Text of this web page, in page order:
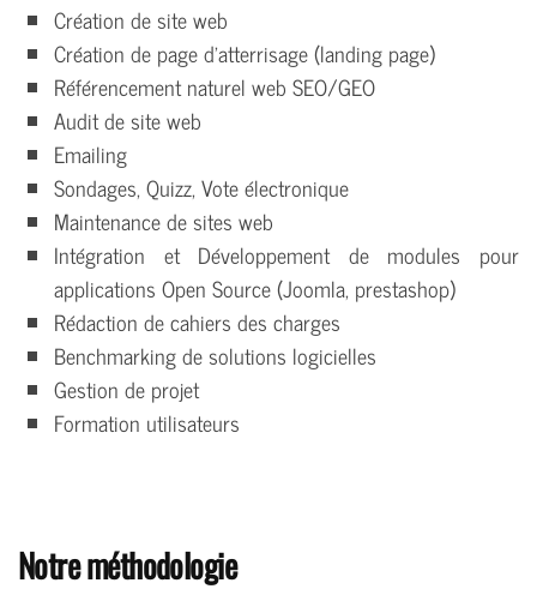
Création de site web
Création de page d'atterrisage (landing page)
Référencement naturel web SEO/GEO
Audit de site web
Emailing
Sondages, Quizz, Vote électronique
Maintenance de sites web
Intégration et Développement de modules pour
applications Open Source (Joomla, prestashop)
Rédaction de cahiers des charges
Benchmarking de solutions logicielles
Gestion de projet
Formation utilisateurs
Notre méthodologie